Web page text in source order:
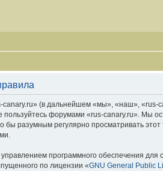
(в дальнейшем «мы», «наш», «rus-
пользуйтесь форумами «rus-canary.ru». Мы
разумным регулярно просматривать
программного обеспечения
по лицензии «GNU General Public